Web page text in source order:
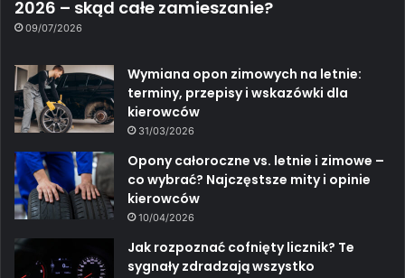
2026 – skąd całe zamieszanie?
09/07/2026
Wymiana opon zimowych na letnie:
terminy, przepisy i wskazówki dla
kierowców
31/03/2026
Opony całoroczne vs. letnie i zimowe –
co wybrać? Najczęstsze mity i opinie
kierowców
10/04/2026
Jak rozpoznać cofnięty licznik? Te
sygnały zdradzają wszystko